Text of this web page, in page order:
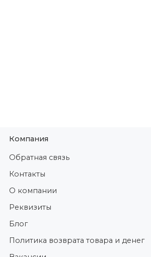
Компания
Обратная связь
Контакты
О компании
Реквизиты
Блог
Политика возврата товара и денег